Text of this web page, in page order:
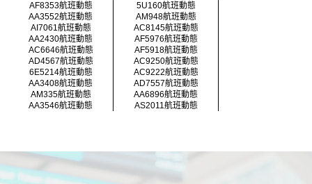
AF8353航班動態
5U160航班動態
AA3552航班動態
AM948航班動態
AI7061航班動態
AC8145航班動態
AA2430航班動態
AF5976航班動態
AC6646航班動態
AF5918航班動態
AD4567航班動態
AC9250航班動態
6E5214航班動態
AC9222航班動態
AA3408航班動態
AD7557航班動態
AM335航班動態
AA6896航班動態
AA3546航班動態
AS2011航班動態